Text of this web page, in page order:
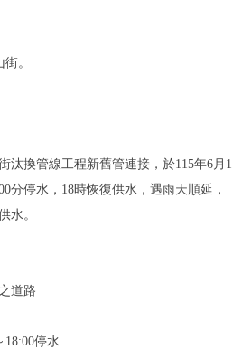
。
汰換管線工程新舊管連接，於115年6月1
分停水，18時恢復供水，遇雨天順延，
水。
道路
18:00停水